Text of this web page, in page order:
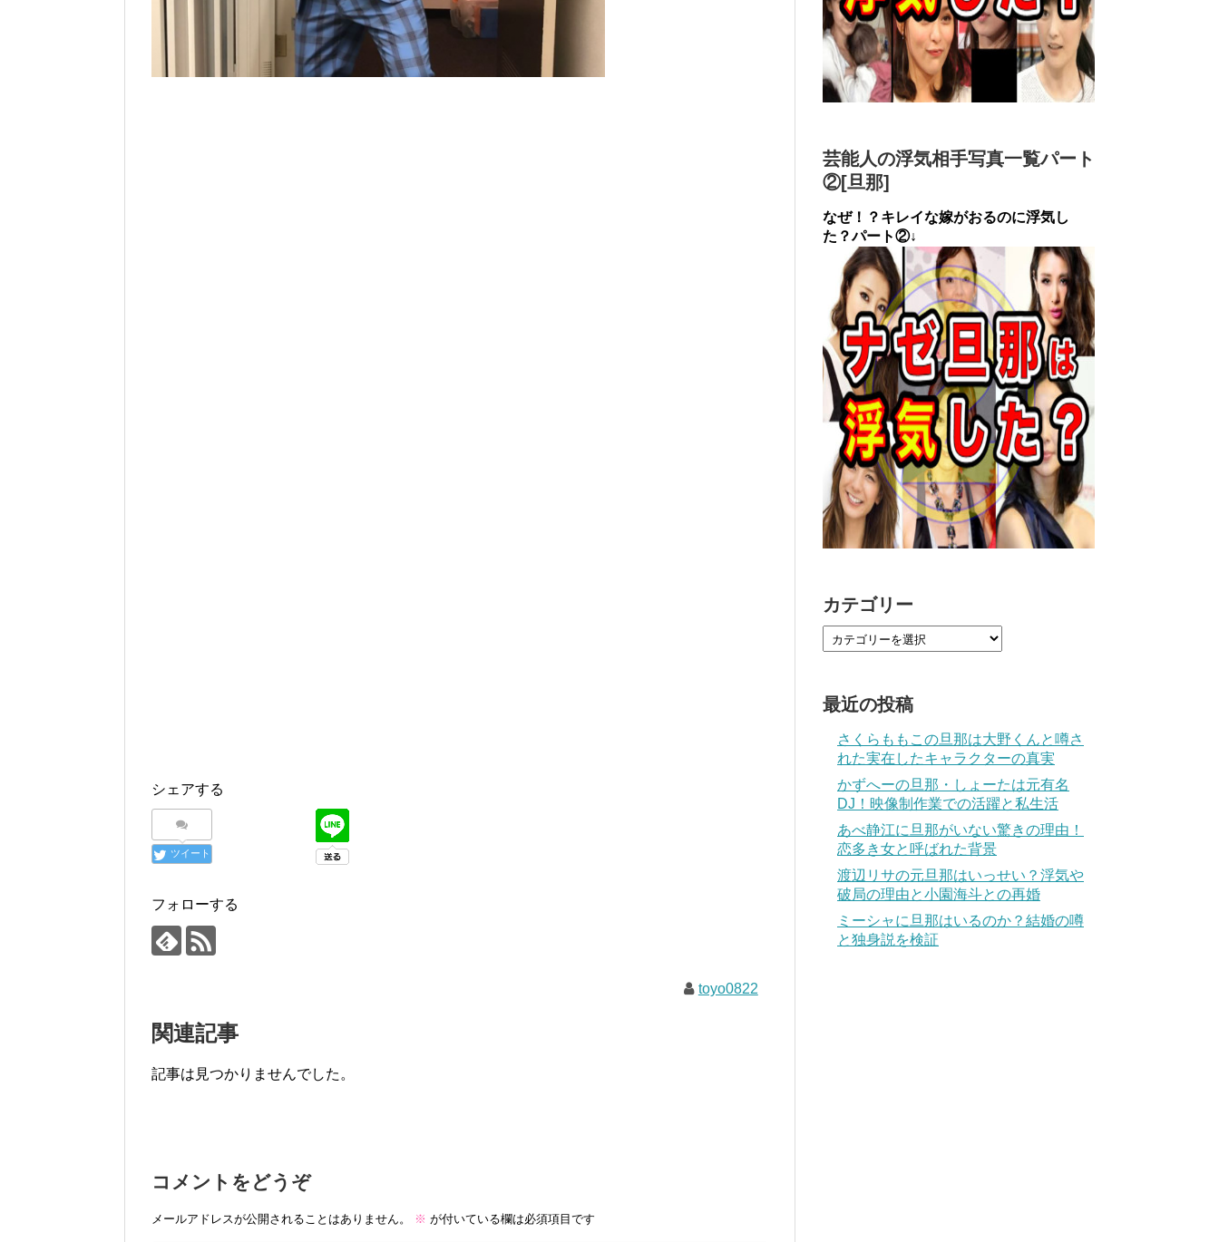
シェアする
ツイート
フォローする
toyo0822
関連記事
記事は見つかりませんでした。
コメントをどうぞ
メールアドレスが公開されることはありません。 ※ が付いている欄は必須項目です
芸能人の浮気相手写真一覧パート
②[旦那]
なぜ！？キレイな嫁がおるのに浮気し
た？パート②↓
カテゴリー
最近の投稿
さくらももこの旦那は大野くんと噂さ
れた実在したキャラクターの真実
かずへーの旦那・しょーたは元有名
DJ！映像制作業での活躍と私生活
あべ静江に旦那がいない驚きの理由！
恋多き女と呼ばれた背景
渡辺リサの元旦那はいっせい？浮気や
破局の理由と小園海斗との再婚
ミーシャに旦那はいるのか？結婚の噂
と独身説を検証